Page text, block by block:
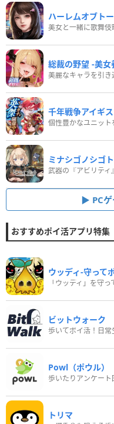
ハーレムオブト
美女と一緒に歌舞伎
総裁の野望 -美女
美麗なキャラを引き
千年戦争アイギス
個性豊かなユニット
ミナシゴノシゴト
PC
おすすめポイ活アプリ特集
ウッディ‐守って
「ウッディ」を守
ビットウォーク
Powl（ポウル）
トリマ